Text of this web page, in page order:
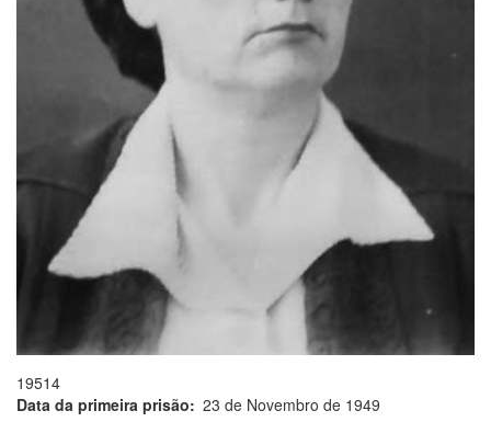
19514
Data da primeira prisão
23 de Novembro de 1949